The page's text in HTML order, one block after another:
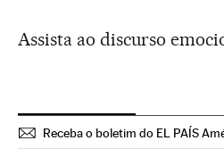
Assista ao discurso
Receba o boletim do EL PAÍS